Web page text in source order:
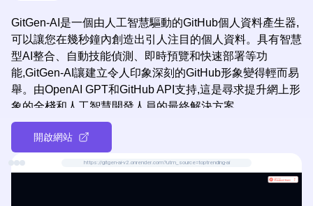
GitGen-AI是一個由人工智慧驅動的GitHub個人資料產生器,
可以讓您在幾秒鐘內創造出引人注目的個人資料。具有智慧
型AI整合、自動技能偵測、即時預覽和快速部署等功
能,GitGen-AI讓建立令人印象深刻的GitHub形象變得輕而易
舉。由OpenAI GPT和GitHub API支持,這是尋求提升網上形
象的全棧和人工智慧開發人員的最終解決方案。
開啟網站
https://gitgen-ai-v2.onrender.com?utm_source=toptrending-ai